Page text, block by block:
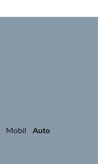
Mobil Auto